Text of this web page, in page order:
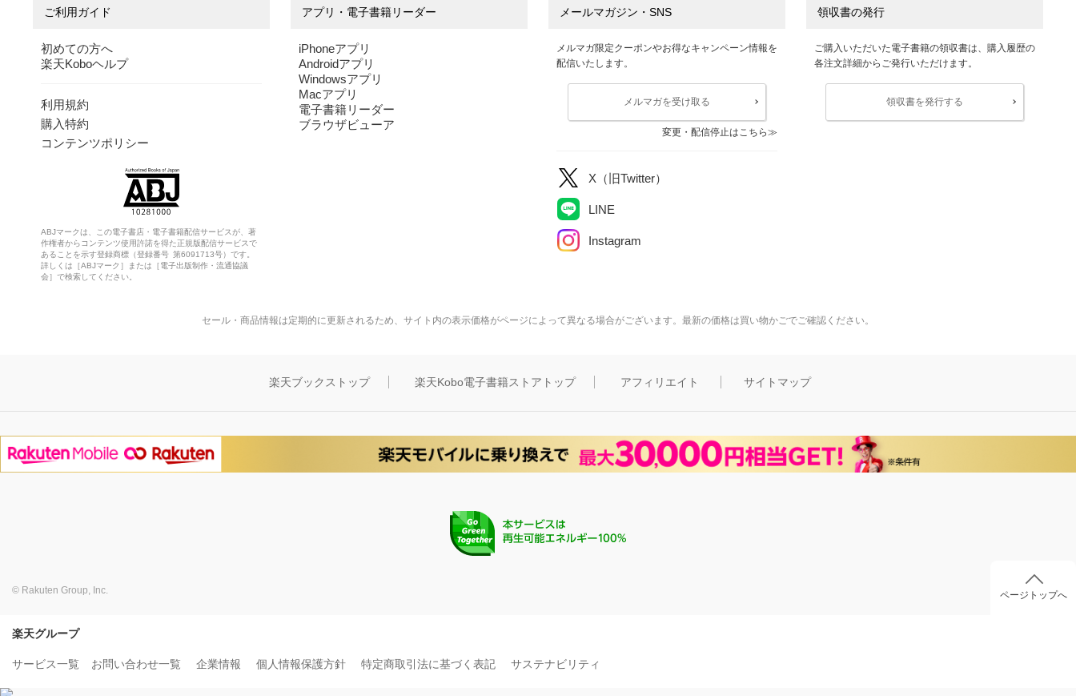
ご利用ガイド
初めての方へ
楽天Koboヘルプ
利用規約
購入特約
コンテンツポリシー
ABJマークは、この電子書店・電子書籍配信サービスが、著
作権者からコンテンツ使用許諾を得た正規版配信サービスで
あることを示す登録商標（登録番号 第6091713号）です。
詳しくは［ABJマーク］または［電子出版制作・流通協議
会］で検索してください。
アプリ・電子書籍リーダー
iPhoneアプリ
Androidアプリ
Windowsアプリ
Macアプリ
電子書籍リーダー
ブラウザビューア
メールマガジン・SNS
メルマガ限定クーポンやお得なキャンペーン情報を
配信いたします。
メルマガを受け取る
変更・配信停止はこちら
X（旧Twitter）
LINE
Instagram
領収書の発行
ご購入いただいた電子書籍の領収書は、購入履歴の
各注文詳細からご発行いただけます。
領収書を発行する
セール・商品情報は定期的に更新されるため、サイト内の表示価格がページによって異なる場合がございます。最新の価格は買い物かごでご確認ください。
楽天ブックストップ 楽天Kobo電子書籍ストアトップ アフィリエイト サイトマップ
© Rakuten Group, Inc. ページトップへ
楽天グループ
サービス一覧 お問い合わせ一覧 企業情報 個人情報保護方針 特定商取引法に基づく表記 サステナビリティ